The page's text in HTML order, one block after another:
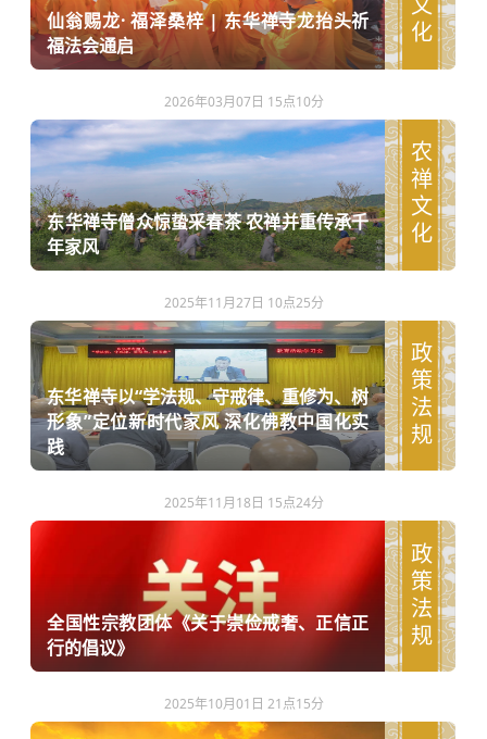
仙翁赐龙· 福泽桑梓 | 东华禅寺龙抬头祈
福法会通启
2026年03月07日 15点10分
东华禅寺僧众惊蛰采春茶 农禅并重传承千
年家风
农禅文化
2025年11月27日 10点25分
东华禅寺以“学法规、守戒律、重修为、树
形象”定位新时代家风 深化佛教中国化实
践
政策法规
2025年11月18日 15点24分
全国性宗教团体《关于崇俭戒奢、正信正
行的倡议》
政策法规
2025年10月01日 21点15分